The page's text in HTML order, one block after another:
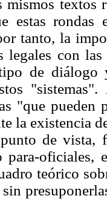
mismos textos
estas
tanto, la
legales con
de diálogo
"que pueden
la existencia
de vista,
para-
teórico